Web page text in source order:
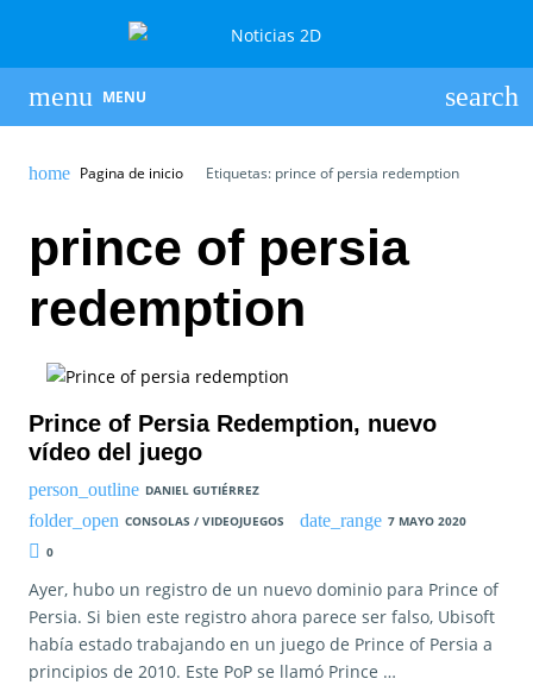
MENU
Pagina de inicio Etiquetas: prince of persia redemption
prince of persia
redemption
Prince of Persia Redemption, nuevo
vídeo del juego
DANIEL GUTIÉRREZ
CONSOLAS / VIDEOJUEGOS
7 MAYO 2020
0
Ayer, hubo un registro de un nuevo dominio para Prince of
Persia. Si bien este registro ahora parece ser falso, Ubisoft
había estado trabajando en un juego de Prince of Persia a
principios de 2010. Este PoP se llamó Prince …